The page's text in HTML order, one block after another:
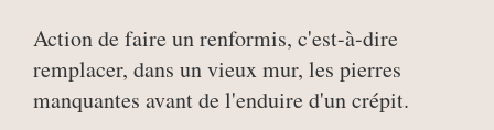
Action de faire un renformis, c'est-à-dire
remplacer, dans un vieux mur, les pierres
manquantes avant de l'enduire d'un crépit.